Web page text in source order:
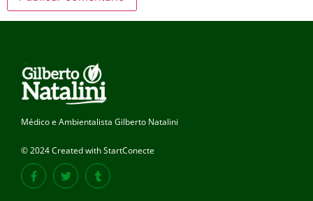
Médico e Ambientalista Gilberto Natalini
© 2024 Created with StartConecte